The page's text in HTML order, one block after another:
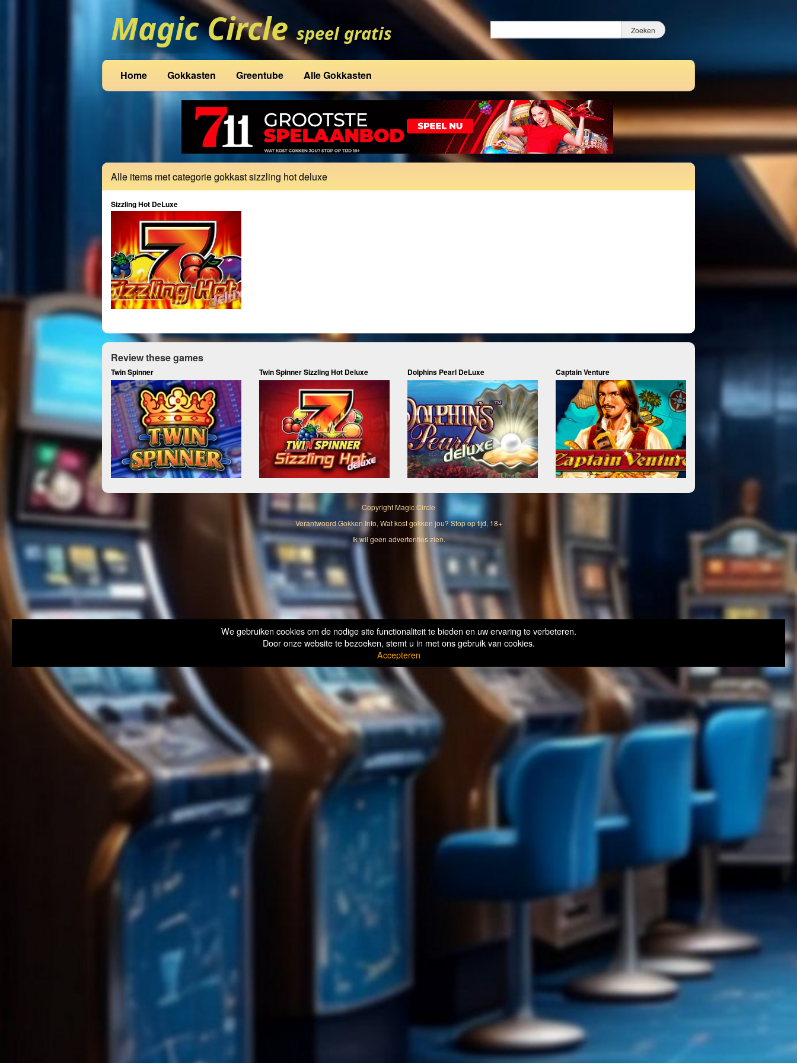
We gebruiken cookies om de nodige site functionaliteit te bieden en uw ervaring te verbeteren.
Door onze website te bezoeken, stemt u in met ons gebruik van cookies.
Accepteren
Home Gokkasten Greentube Alle Gokkasten
Alle items met categorie gokkast sizzling hot deluxe
Sizzling Hot DeLuxe
Review these games
Twin Spinner Twin Spinner Sizzling Hot Deluxe Dolphins Pearl DeLuxe Captain Venture
CopyrightMagic Circle
Verantwoord Gokken Info, Wat kost gokken jou? Stop op tijd, 18+
Ik wil geen advertenties zien.